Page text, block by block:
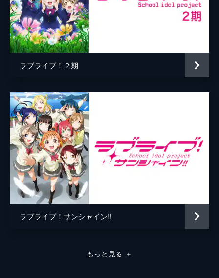
ラブライブ！２期
ラブライブ！サンシャイン!!
もっと見る ＋